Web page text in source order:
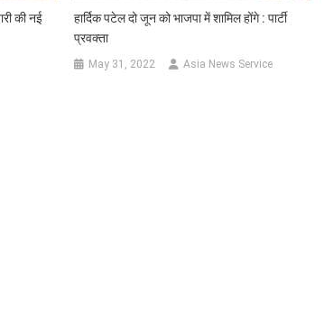
की नई
हार्दिक पटेल दो जून को भाजपा में शामिल होंगे : पार्टी
प्रवक्ता
May 31, 2022 Asia News Service